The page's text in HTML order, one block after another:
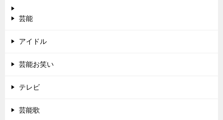
芸能
アイドル
芸能お笑い
テレビ
芸能歌